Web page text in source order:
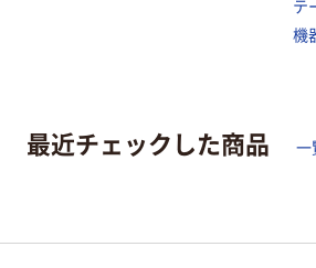
テ
機
最近チェックした商品 一